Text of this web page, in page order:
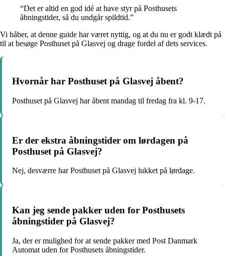
“Det er altid en god idé at have styr på Posthusets
åbningstider, så du undgår spildtid.”
Vi håber, at denne guide har været nyttig, og at du nu er godt klædt på
til at besøge Posthuset på Glasvej og drage fordel af dets services.
Hvornår har Posthuset på Glasvej åbent?
Posthuset på Glasvej har åbent mandag til fredag fra kl. 9-17.
Er der ekstra åbningstider om lørdagen på
Posthuset på Glasvej?
Nej, desværre har Posthuset på Glasvej lukket på lørdage.
Kan jeg sende pakker uden for Posthusets
åbningstider på Glasvej?
Ja, der er mulighed for at sende pakker med Post Danmark
Automat uden for Posthusets åbningstider.